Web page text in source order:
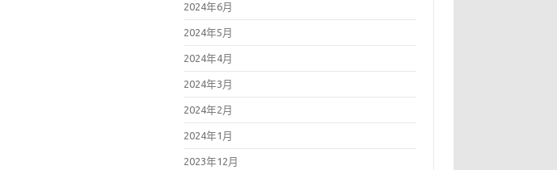
2024年6月
2024年5月
2024年4月
2024年3月
2024年2月
2024年1月
2023年12月